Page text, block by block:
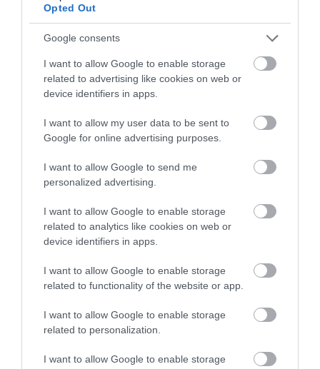
Opted Out
Google consents
I want to allow Google to enable storage
related to advertising like cookies on web or
device identifiers in apps.
I want to allow my user data to be sent to
Google for online advertising purposes.
I want to allow Google to send me
personalized advertising.
I want to allow Google to enable storage
related to analytics like cookies on web or
device identifiers in apps.
I want to allow Google to enable storage
related to functionality of the website or app.
I want to allow Google to enable storage
related to personalization.
I want to allow Google to enable storage
A turizmus világának inspiráló híreiért
csoportunkhoz, kövess
iratkozz
Megosztás
Kérem nap végén az aznapi friss cikkeket!
BESZÁLLÓKÁRTYA DIGITÁLIS
RYANAIR
HETI BÖLCSESSÉG